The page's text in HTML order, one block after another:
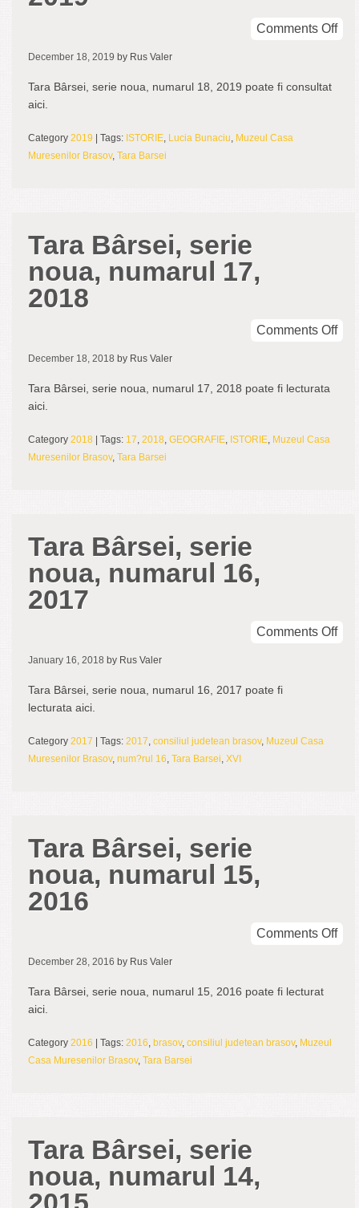
Comments Offon
December 18, 2019 by Rus Valer
Tara Bârsei, serie noua, numarul 18, 2019 poate fi consultat
aici.
Category 2019 | Tags: ISTORIE, Lucia Bunaciu, Muzeul Casa
Muresenilor Brasov, Tara Barsei
Tara Bârsei, serie
noua, numarul 17,
2018
Comments Offon
December 18, 2018 by Rus Valer
Tara Bârsei, serie noua, numarul 17, 2018 poate fi lecturata
aici.
Category 2018 | Tags: 17, 2018, GEOGRAFIE, ISTORIE, Muzeul Casa
Muresenilor Brasov, Tara Barsei
Tara Bârsei, serie
noua, numarul 16,
2017
Comments Offon
January 16, 2018 by Rus Valer
Tara Bârsei, serie noua, numarul 16, 2017 poate fi
lecturata aici.
Category 2017 | Tags: 2017, consiliul judetean brasov, Muzeul Casa
Muresenilor Brasov, num?rul 16, Tara Barsei, XVI
Tara Bârsei, serie
noua, numarul 15,
2016
Comments Offon
December 28, 2016 by Rus Valer
Tara Bârsei, serie noua, numarul 15, 2016 poate fi lecturat
aici.
Category 2016 | Tags: 2016, brasov, consiliul judetean brasov, Muzeul
Casa Muresenilor Brasov, Tara Barsei
Tara Bârsei, serie
noua, numarul 14,